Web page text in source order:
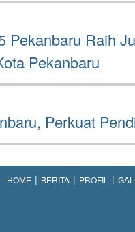
Pekanbaru Raih
Pekanbaru
Perkuat
HOME BERITA PROFIL